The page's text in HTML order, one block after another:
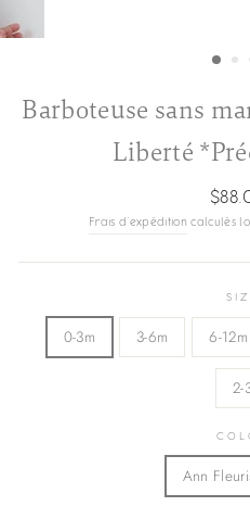
Barboteuse sans
Liberté
Prix
Frais d'expédition calculés
0-3m 3-6m 6-12m
2-
Ann